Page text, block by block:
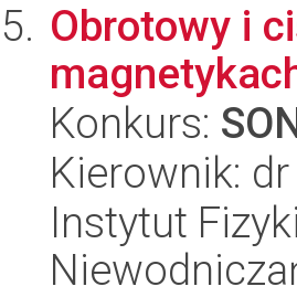
Obrotowy i
Konkurs:
Kierownik:
Instytut